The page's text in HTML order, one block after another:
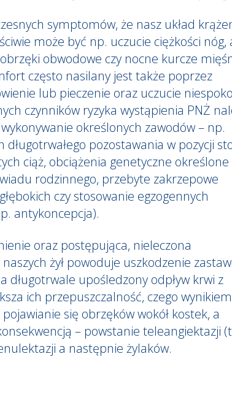
symptomów, że nasz układ
może być np. uczucie ciężkości nóg,
obwodowe czy nocne kurcze
często nasilany jest także poprzez
lub pieczenie oraz uczucie
czynników ryzyka wystąpienia PNŻ
wykonywanie określonych zawodów – np.
długotrwałego pozostawania w pozycji
ciąż, obciążenia genetyczne określone
rodzinnego, przebyte zakrzepowe
czy stosowanie egzogennych
antykoncepcja).
oraz postępująca, nieleczona
żył powoduje uszkodzenie
długotrwale upośledzony odpływ krwi z
ich przepuszczalność, czego wynikiem
się obrzęków wokół kostek, a
– powstanie teleangiektazji
a następnie żylaków.